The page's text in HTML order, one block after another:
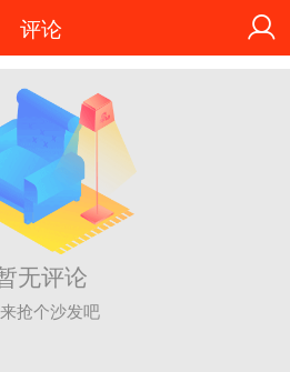
评论
无评论
抢个沙发吧